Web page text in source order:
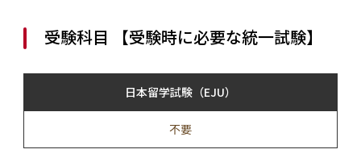
受験科目 【受験時に必要な統一試験】
日本留学試験（EJU）
不要